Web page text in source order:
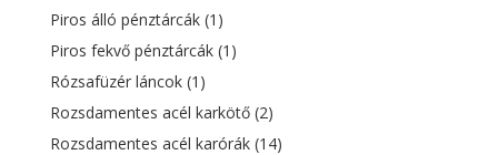
Piros álló pénztárcák (1)
Piros fekvő pénztárcák (1)
Rózsafüzér láncok (1)
Rozsdamentes acél karkötő (2)
Rozsdamentes acél karórák (14)